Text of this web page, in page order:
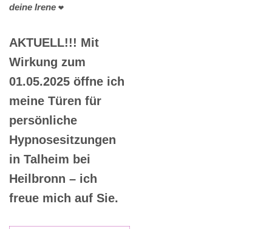
deine Irene ❤️
AKTUELL!!! Mit
Wirkung zum
01.05.2025 öffne ich
meine Türen für
persönliche
Hypnosesitzungen
in Talheim bei
Heilbronn – ich
freue mich auf Sie.